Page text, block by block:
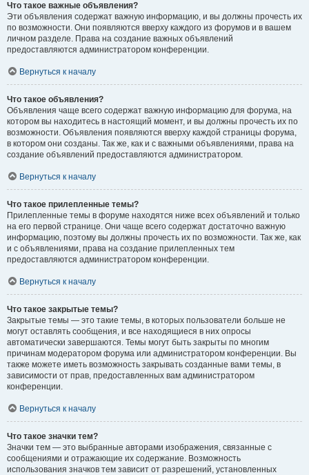
Что такое важные объявления?
Эти объявления содержат важную информацию, и вы должны прочесть их
по возможности. Они появляются вверху каждого из форумов и в вашем
личном разделе. Права на создание важных объявлений
предоставляются администратором конференции.
Вернуться к началу
Что такое объявления?
Объявления чаще всего содержат важную информацию для форума, на
котором вы находитесь в настоящий момент, и вы должны прочесть их по
возможности. Объявления появляются вверху каждой страницы форума,
в котором они созданы. Так же, как и с важными объявлениями, права на
создание объявлений предоставляются администратором.
Вернуться к началу
Что такое прилепленные темы?
Прилепленные темы в форуме находятся ниже всех объявлений и только
на его первой странице. Они чаще всего содержат достаточно важную
информацию, поэтому вы должны прочесть их по возможности. Так же, как
и с объявлениями, права на создание прилепленных тем
предоставляются администратором конференции.
Вернуться к началу
Что такое закрытые темы?
Закрытые темы — это такие темы, в которых пользователи больше не
могут оставлять сообщения, и все находящиеся в них опросы
автоматически завершаются. Темы могут быть закрыты по многим
причинам модератором форума или администратором конференции. Вы
также можете иметь возможность закрывать созданные вами темы, в
зависимости от прав, предоставленных вам администратором
конференции.
Вернуться к началу
Что такое значки тем?
Значки тем — это выбранные авторами изображения, связанные с
сообщениями и отражающие их содержание. Возможность
использования значков тем зависит от разрешений, установленных